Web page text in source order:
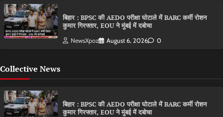
बिहार : BPSC की AEDO परीक्षा घोटाले में BARC कर्मी रोशन
कुमार गिरफ्तार, EOU ने मुंबई में दबोचा
NewsXpoz August 6, 2026 0
Collective News
बिहार : BPSC की AEDO परीक्षा घोटाले में BARC कर्मी रोशन
कुमार गिरफ्तार, EOU ने मुंबई में दबोचा